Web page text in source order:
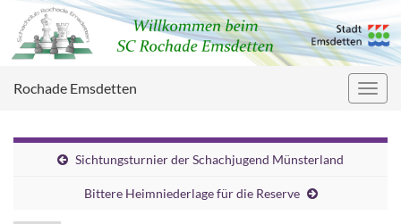
Rochade Emsdetten
Sichtungsturnier der Schachjugend Münsterland
Bittere Heimniederlage für die Reserve